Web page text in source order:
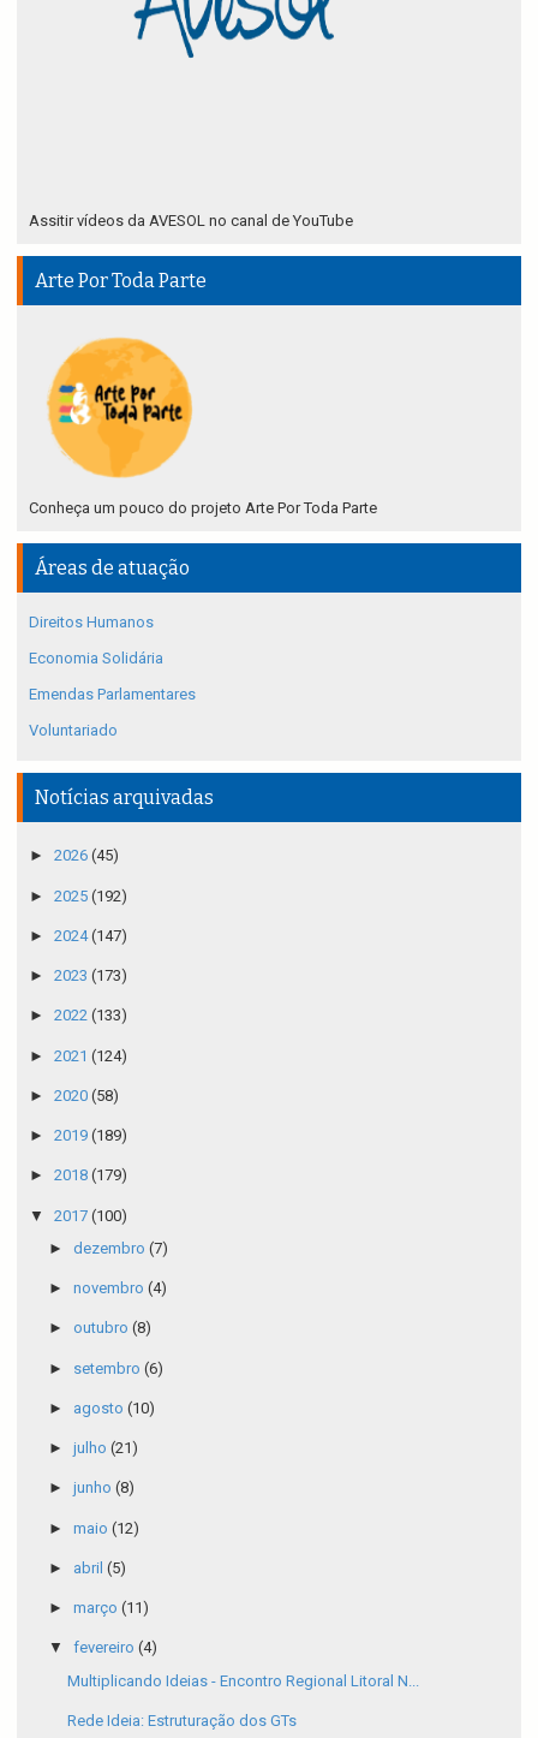
Assitir vídeos da AVESOL no canal de YouTube
Arte Por Toda Parte
Conheça um pouco do projeto Arte Por Toda Parte
Áreas de atuação
Direitos Humanos
Economia Solidária
Emendas Parlamentares
Voluntariado
Notícias arquivadas
► 2026 (45)
► 2025 (192)
► 2024(147)
► 2023 (173)
► 2022 (133)
► 2021 (124)
► 2020 (58)
► 2019 (189)
► 2018 (179)
▼ 2017 (100)
► dezembro (7)
► novembro (4)
► outubro (8)
► setembro (6)
► agosto (10)
► julho (21)
► junho (8)
► maio (12)
► abril (5)
► março (11)
▼ fevereiro (4)
Multiplicando Ideias - Encontro Regional Litoral N...
Rede Ideia: Estruturação dos GTs